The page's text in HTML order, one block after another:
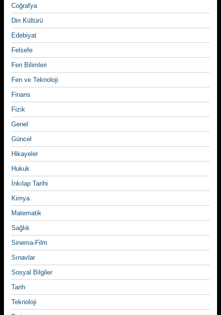
Coğrafya
Din Kültürü
Edebiyat
Felsefe
Fen Bilimleri
Fen ve Teknoloji
Finans
Fizik
Genel
Güncel
Hikayeler
Hukuk
İnkılap Tarihi
Kimya
Matematik
Sağlık
Sinema-Film
Sınavlar
Sosyal Bilgiler
Tarih
Teknoloji